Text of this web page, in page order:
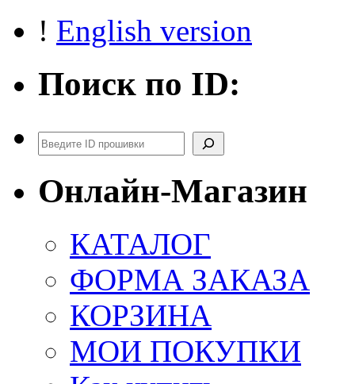
! English version
Поиск по ID:
Поиск
Онлайн-Магазин
КАТАЛОГ
ФОРМА ЗАКАЗА
КОРЗИНА
МОИ ПОКУПКИ